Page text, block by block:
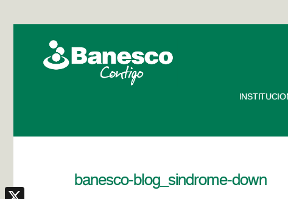
banesco-blog_sindrome-down